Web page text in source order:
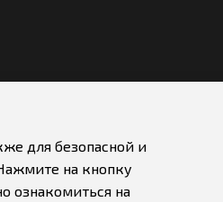
для безопасной и
на кнопку
ознакомиться на